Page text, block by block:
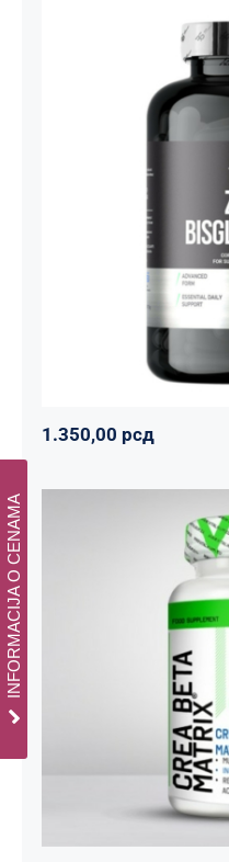
Cink
Bisglycinate
Basic supplements
1.350,00 рсд
CREA
Napumpanko
INFORMACIJA O CENAMA